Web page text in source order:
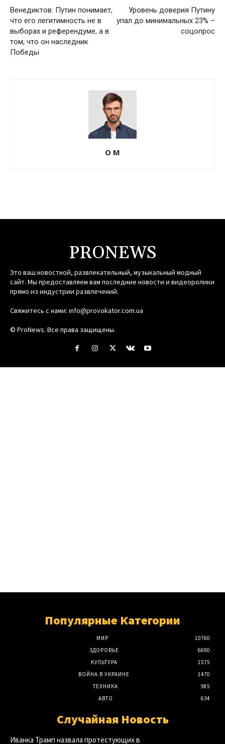
Венедиктов: Путин понимает,
что его легитимность не в
выборах и референдуме, а в
том, что он наследник
Победы
Уровень доверия Путину
упал до минимальных 23% –
соцопрос
О М
PRONEWS
Это ваш новостной, развлекательный, музыкальный модный
сайт. Мы предоставляем вам последние новости и видеоролики
прямо из индустрии развлечений.
Свяжитесь с нами: info@provokator.com.ua
© ProNews. Все права защищены.
Популярные Категории
МИР
10760
ЗДОРОВЬЕ
6690
КУЛЬТУРА
1575
ВОЙНА В УКРАИНЕ
1470
ТЕХНИКА
985
АВТО
634
Случайная Новость
Иванка Трамп назвала протестующих в